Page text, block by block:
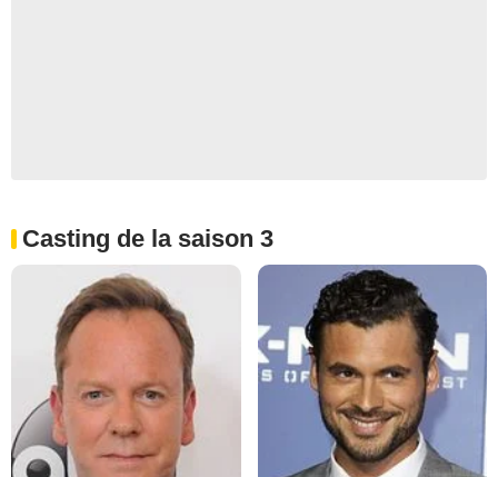
Casting de la saison 3